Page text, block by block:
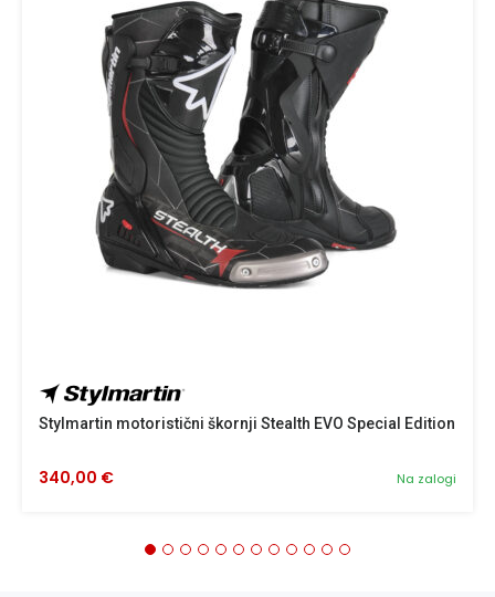
Stylmartin motoristični škornji Stealth EVO Special Edition
Na zalogi
340,00 €